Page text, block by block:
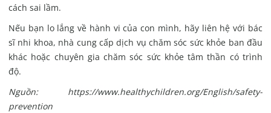
cách sai lầm.
Nếu bạn lo lắng về hành vi của con mình, hãy liên hệ với bác
sĩ nhi khoa, nhà cung cấp dịch vụ chăm sóc sức khỏe ban đầu
khác hoặc chuyên gia chăm sóc sức khỏe tâm thần có trình
độ.
Nguồn: https://www.healthychildren.org/English/safety-
prevention